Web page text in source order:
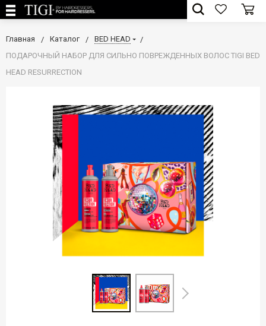
Главная Каталог
BED HEAD
ПОДАРОЧНЫЙ НАБОР ДЛЯ СИЛЬНО ПОВРЕЖДЕННЫХ ВОЛОС TIGI BED
HEAD RESURRECTION